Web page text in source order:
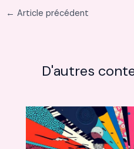
← Article précédent
D'autres